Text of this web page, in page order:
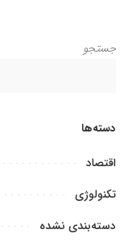
جستجو
دسته‌ها
اقتصاد
تکنولوژی
دسته‌بندی نشده